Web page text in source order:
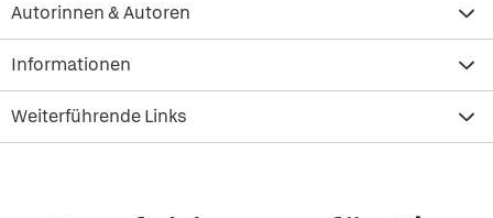
Autorinnen & Autoren
Informationen
Weiterführende Links